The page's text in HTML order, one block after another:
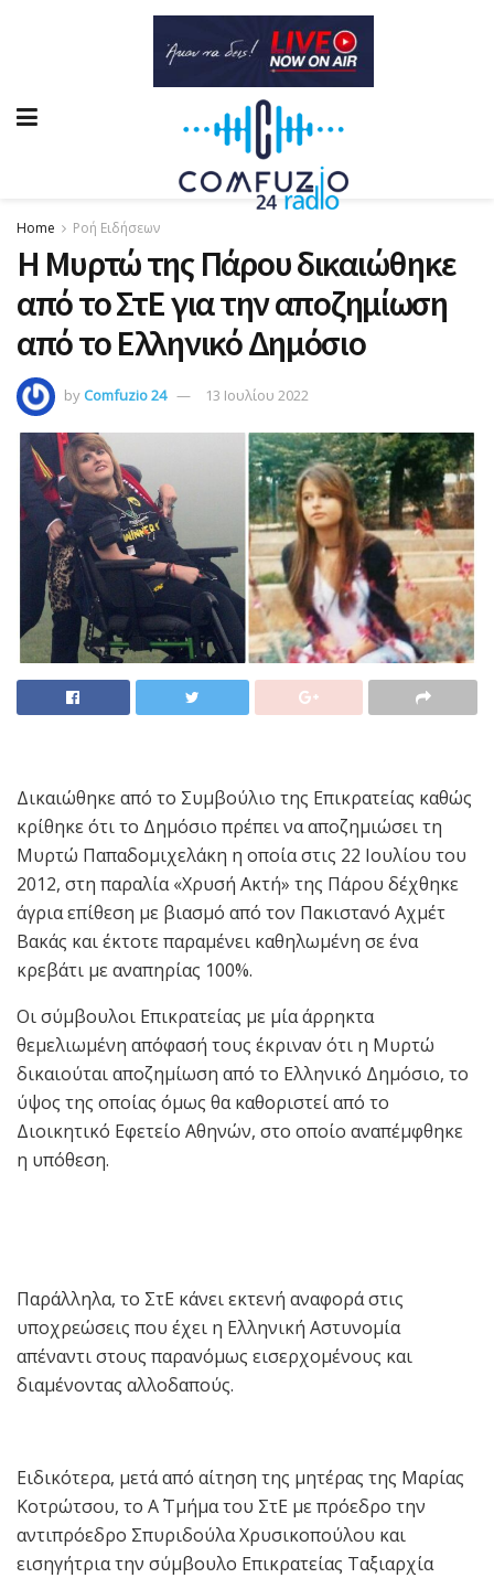
Home Ροή Ειδήσεων
​Η Μυρτώ της Πάρου δικαιώθηκε
από το ΣτΕ για την αποζημίωση
από το Ελληνικό Δημόσιο
by Comfuzio 24 13 Ιουλίου 2022
Δικαιώθηκε από το Συμβούλιο της Επικρατείας καθώς
κρίθηκε ότι το Δημόσιο πρέπει να αποζημιώσει τη
Μυρτώ Παπαδομιχελάκη η οποία στις 22 Ιουλίου του
2012, στη παραλία «Χρυσή Ακτή» της Πάρου δέχθηκε
άγρια επίθεση με βιασμό από τον Πακιστανό Αχμέτ
Βακάς και έκτοτε παραμένει καθηλωμένη σε ένα
κρεβάτι με αναπηρίας 100%.
Οι σύμβουλοι Επικρατείας με μία άρρηκτα
θεμελιωμένη απόφασή τους έκριναν ότι η Μυρτώ
δικαιούται αποζημίωση από το Ελληνικό Δημόσιο, το
ύψος της οποίας όμως θα καθοριστεί από το
Διοικητικό Εφετείο Αθηνών, στο οποίο αναπέμφθηκε
η υπόθεση.
Παράλληλα, το ΣτΕ κάνει εκτενή αναφορά στις
υποχρεώσεις που έχει η Ελληνική Αστυνομία
απέναντι στους παρανόμως εισερχομένους και
διαμένοντας αλλοδαπούς.
Ειδικότερα, μετά από αίτηση της μητέρας της Μαρίας
Κοτρώτσου, το Α΄ Τμήμα του ΣτΕ με πρόεδρο την
αντιπρόεδρο Σπυριδούλα Χρυσικοπούλου και
εισηγήτρια την σύμβουλο Επικρατείας Ταξιαρχία